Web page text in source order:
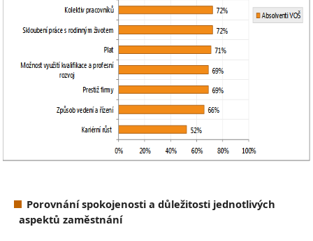
Porovnání spokojenosti a důležitosti jednotlivých
aspektů zaměstnání